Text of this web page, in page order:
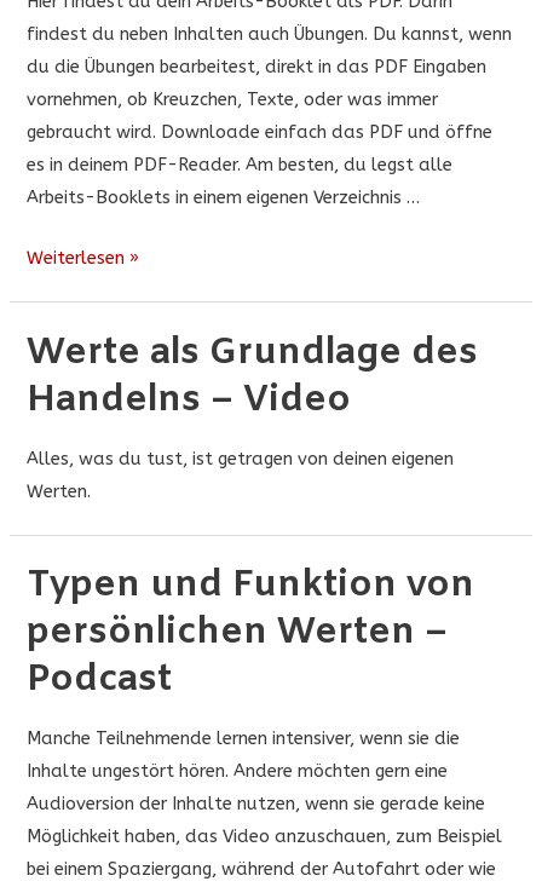
findest du neben Inhalten auch Übungen. Du kannst, wenn
du die Übungen bearbeitest, direkt in das PDF Eingaben
vornehmen, ob Kreuzchen, Texte, oder was immer
gebraucht wird. Downloade einfach das PDF und öffne
es in deinem PDF-Reader. Am besten, du legst alle
Arbeits-Booklets in einem eigenen Verzeichnis …
Werte
des
Handelns
Arbeitsbooklet
Weiterlesen »
Werte als Grundlage des
Handelns – Video
Alles, was du tust, ist getragen von deinen eigenen
Werten.
Typen und Funktion von
persönlichen Werten –
Podcast
Manche Teilnehmende lernen intensiver, wenn sie die
Inhalte ungestört hören. Andere möchten gern eine
Audioversion der Inhalte nutzen, wenn sie gerade keine
Möglichkeit haben, das Video anzuschauen, zum Beispiel
bei einem Spaziergang, während der Autofahrt oder wie